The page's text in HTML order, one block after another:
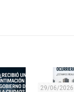
29/06/2026